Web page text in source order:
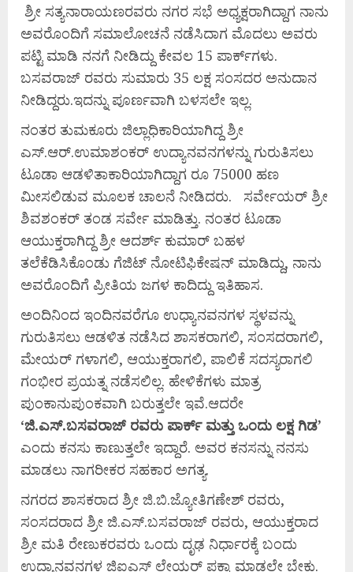
ಶ್ರೀ ಸತ್ಯನಾರಾಯಣರವರು ನಗರ ಸಭೆ ಅಧ್ಯಕ್ಷರಾಗಿದ್ದಾಗ ನಾನು
ಅವರೊಂದಿಗೆ ಸಮಾಲೋಚನೆ ನಡೆಸಿದಾಗ ಮೊದಲು ಅವರು
ಪಟ್ಟಿ ಮಾಡಿ ನನಗೆ ನೀಡಿದ್ದು ಕೇವಲ 15 ಪಾರ್ಕ್‍ಗಳು.
ಬಸವರಾಜ್ ರವರು ಸುಮಾರು 35 ಲಕ್ಷ ಸಂಸದರ ಅನುದಾನ
ನೀಡಿದ್ದರು.ಇದನ್ನು ಪೂರ್ಣವಾಗಿ ಬಳಸಲೇ ಇಲ್ಲ.
ನಂತರ ತುಮಕೂರು ಜಿಲ್ಲಾಧಿಕಾರಿಯಾಗಿದ್ದ ಶ್ರೀ
ಎಸ್.ಆರ್.ಉಮಾಶಂಕರ್ ಉದ್ಯಾನವನಗಳನ್ನು ಗುರುತಿಸಲು
ಟೂಡಾ ಆಡಳಿತಾಕಾರಿಯಾಗಿದ್ದಾಗ ರೂ 75000 ಹಣ
ಮೀಸಲಿಡುವ ಮೂಲಕ ಚಾಲನೆ ನೀಡಿದರು. ಸರ್ವೇಯರ್ ಶ್ರೀ
ಶಿವಶಂಕರ್ ತಂಡ ಸರ್ವೇ ಮಾಡಿತ್ತು. ನಂತರ ಟೂಡಾ
ಆಯುಕ್ತರಾಗಿದ್ದ ಶ್ರೀ ಆದರ್ಶ್ ಕುಮಾರ್ ಬಹಳ
ತಲೆಕೆಡಿಸಿಕೊಂಡು ಗೆಜಿಟ್ ನೋಟಿಫಿಕೇಷನ್ ಮಾಡಿದ್ದು, ನಾನು
ಅವರೊಂದಿಗೆ ಪ್ರೀತಿಯ ಜಗಳ ಕಾದಿದ್ದು ಇತಿಹಾಸ.
ಅಂದಿನಿಂದ ಇಂದಿನವರೆಗೂ ಉಧ್ಯಾನವನಗಳ ಸ್ಥಳವನ್ನು
ಗುರುತಿಸಲು ಆಡಳಿತ ನಡೆಸಿದ ಶಾಸಕರಾಗಲಿ, ಸಂಸದರಾಗಲಿ,
ಮೇಯರ್ ಗಳಾಗಲಿ, ಆಯುಕ್ತರಾಗಲಿ, ಪಾಲಿಕೆ ಸದಸ್ಯರಾಗಲಿ
ಗಂಭೀರ ಪ್ರಯತ್ನ ನಡೆಸಲಿಲ್ಲ. ಹೇಳಿಕೆಗಳು ಮಾತ್ರ
ಪುಂಕಾನುಪುಂಕವಾಗಿ ಬರುತ್ತಲೇ ಇವೆ.ಆದರೇ
‘ಜಿ.ಎಸ್.ಬಸವರಾಜ್ ರವರು ಪಾರ್ಕ್ ಮತ್ತು ಒಂದು ಲಕ್ಷ ಗಿಡ’
ಎಂದು ಕನಸು ಕಾಣುತ್ತಲೇ ಇದ್ದಾರೆ. ಅವರ ಕನಸನ್ನು ನನಸು
ಮಾಡಲು ನಾಗರೀಕರ ಸಹಕಾರ ಅಗತ್ಯ.
ನಗರದ ಶಾಸಕರಾದ ಶ್ರೀ ಜಿ.ಬಿ.ಜ್ಯೋತಿಗಣೇಶ್ ರವರು,
ಸಂಸದರಾದ ಶ್ರೀ ಜಿ.ಎಸ್.ಬಸವರಾಜ್ ರವರು, ಆಯುಕ್ತರಾದ
ಶ್ರೀ ಮತಿ ರೇಣುಕರವರು ಒಂದು ದೃಢ ನಿರ್ಧಾರಕ್ಕೆ ಬಂದು
ಉದ್ಯಾನವನಗಳ ಜಿಐಎಸ್ ಲೇಯರ್ ಪಕ್ಕಾ ಮಾಡಲೇ ಬೇಕು.